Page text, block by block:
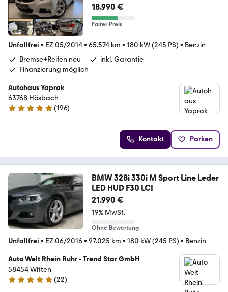
18.990 €
Fairer Preis
Unfallfrei • EZ 05/2014• 65.574 km • 180 kW (245 PS) • Benzin
Bremse+Reifen neu
inkl. Garantie
Finanzierung möglich
Autohaus Yaprak
63768 Hösbach
4.8 Sterne
(196)
Kontakt Parken
BMW 328i 330i M Sport Line Leder
LED HUD F30 LCI
21.990 €
19% MwSt.
Ohne Bewertung
Unfallfrei • EZ 06/2016• 97.025 km • 180 kW (245 PS) • Benzin
Auto Welt Rhein Ruhr - Trend Star GmbH
58454 Witten
4.9 Sterne
(22)